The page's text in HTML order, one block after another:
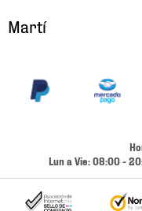
Cambios y Devoluciones
Condiciones de Entrega
Martí
Ubica tu Tienda
Términos y Condiciones
Lun a Vie: 08:00 -